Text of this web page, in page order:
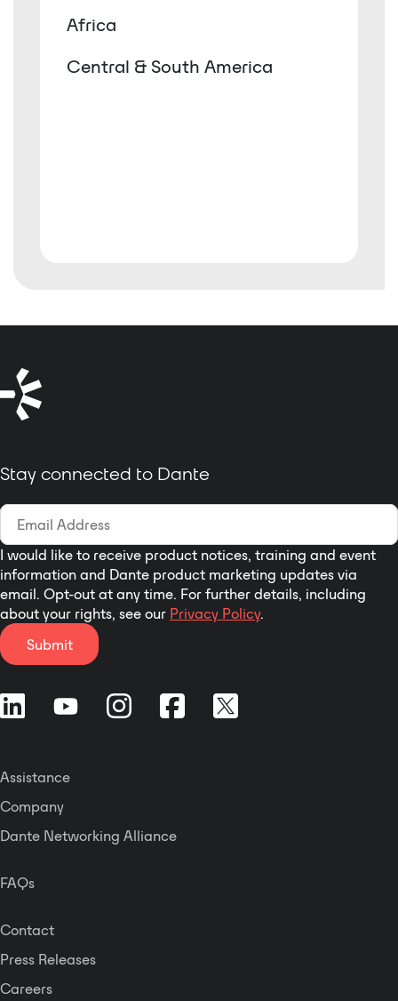
Africa
Central & South America
Stay connected to Dante
I would like to receive product notices, training and event
information and Dante product marketing updates via
email. Opt-out at any time. For further details, including
about your rights, see our Privacy Policy.
Submit
Assistance
Company
Dante Networking Alliance
FAQs
Contact
Press Releases
Careers